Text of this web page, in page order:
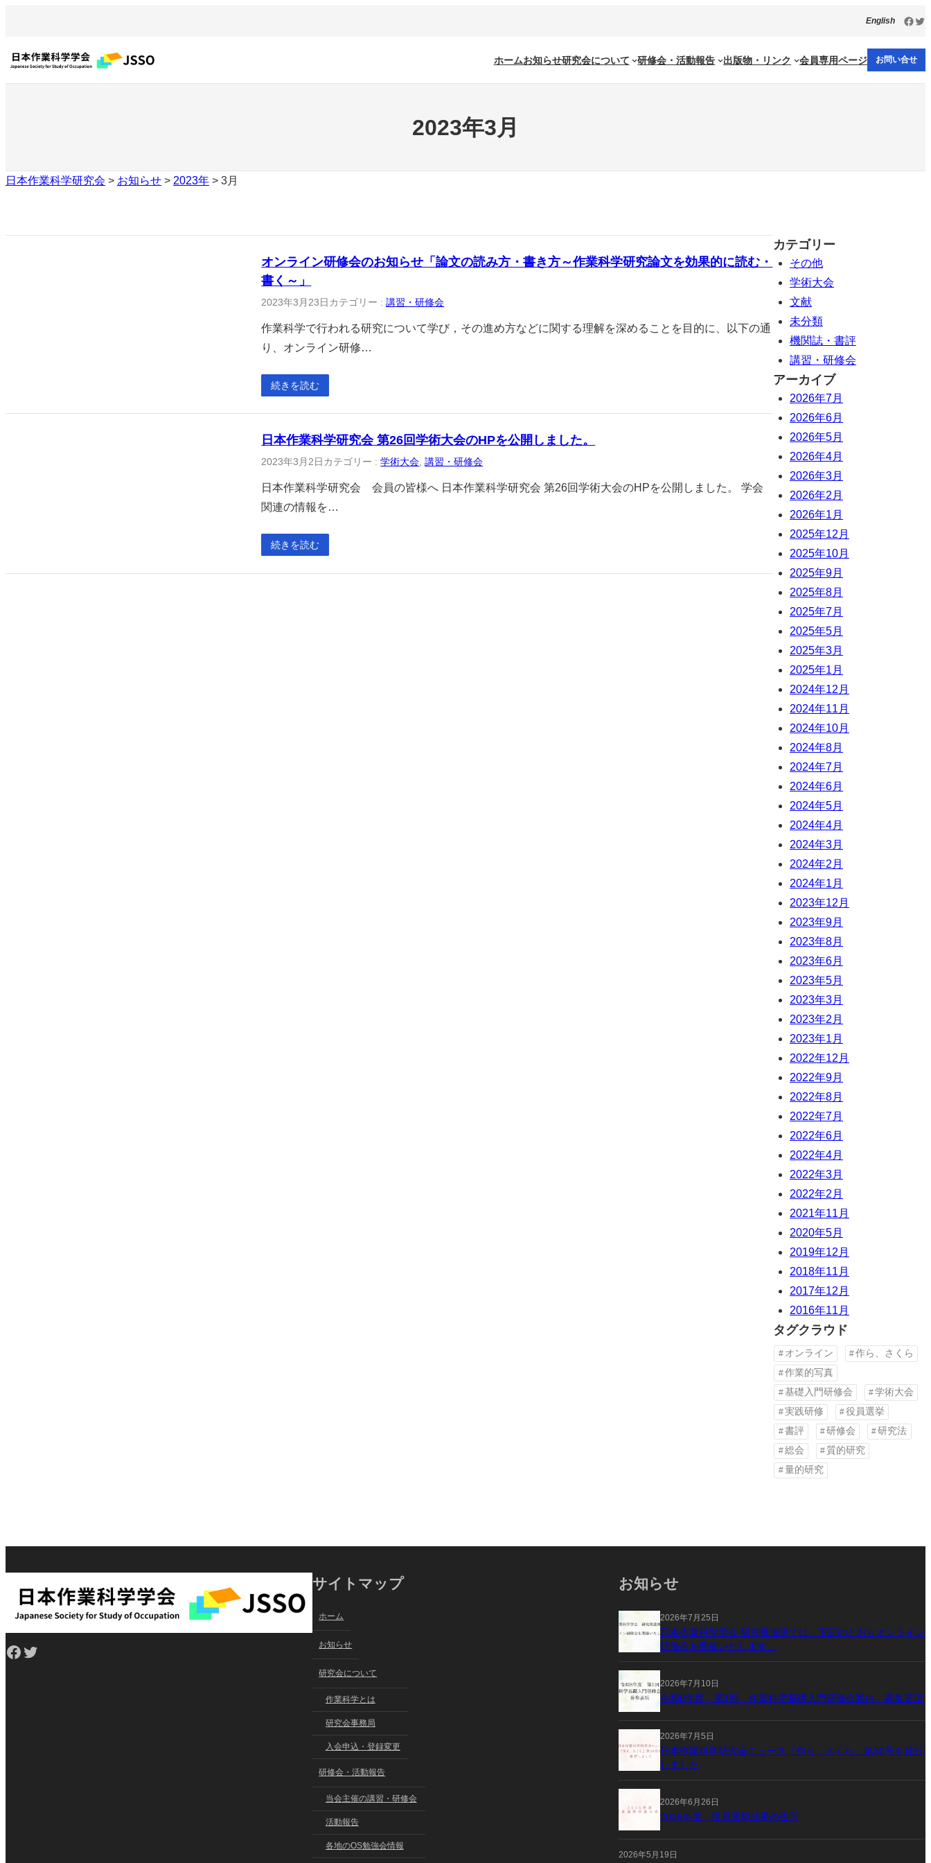
を
ス
English
ホームお知らせ研究会について 研修会・活動報告 出版物・リンク 会員専用ページ お問い合せ
2023年3月
日本作業科学研究会 > お知らせ > 2023年 > 3月
オンライン研修会のお知らせ「論文の読み方・書き方～作業科学研究論文を効果的に読む・
書く～」
2023年3月23日 カテゴリー :講習・研修会
作業科学で行われる研究について学び，その進め方などに関する理解を深めることを目的に、以下の通
り、オンライン研修…
続きを読む
日本作業科学研究会 第26回学術大会のHPを公開しました。
2023年3月2日 カテゴリー :学術大会, 講習・研修会
日本作業科学研究会 会員の皆様へ 日本作業科学研究会 第26回学術大会のHPを公開しました。 学会
関連の情報を…
続きを読む
カテゴリー
その他
学術大会
文献
未分類
機関誌・書評
講習・研修会
アーカイブ
2026年7月
2026年6月
2026年5月
2026年4月
2026年3月
2026年2月
2026年1月
2025年12月
2025年10月
2025年9月
2025年8月
2025年7月
2025年5月
2025年3月
2025年1月
2024年12月
2024年11月
2024年10月
2024年8月
2024年7月
2024年6月
2024年5月
2024年4月
2024年3月
2024年2月
2024年1月
2023年12月
2023年9月
2023年8月
2023年6月
2023年5月
2023年3月
2023年2月
2023年1月
2022年12月
2022年9月
2022年8月
2022年7月
2022年6月
2022年4月
2022年3月
2022年2月
2021年11月
2020年5月
2019年12月
2018年11月
2017年12月
2016年11月
タグクラウド
オンライン
作ら、さくら
作業的写真
基礎入門研修会
学術大会
実践研修
役員選挙
書評
研修会
研究法
総会
質的研究
量的研究
Facebook Twitter
サイトマップ
ホーム
お知らせ
研究会について
作業科学とは
研究会事務局
入会申込・登録変更
研修会・活動報告
当会主催の講習・研修会
活動報告
各地のOS勉強会情報
お知らせ
2026年7月25日
日本作業科学学会 研究推進班では、下記のとおりオンライン
研修会を開催いたします。
2026年7月10日
令和8年度 第1回 作業科学基礎入門研修会案内 募集要項
2026年7月5日
日本作業科学研究会ニュース『作ら，さくら』第30号を発行
しました
2026年6月26日
2026年度 役員選挙結果の告示
2026年5月19日